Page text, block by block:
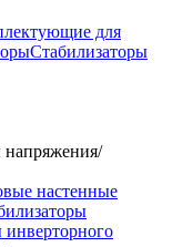
для
Стабилизаторы
напряжения/
настенные
инверторного